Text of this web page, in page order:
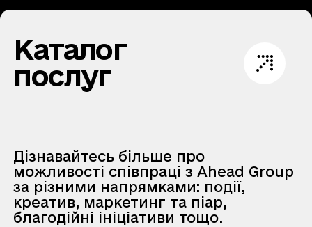
Каталог
послуг
Дізнавайтесь більше про
можливості співпраці з Ahead Group
за різними напрямками: події,
креатив, маркетинг та піар,
благодійні ініціативи тощо.